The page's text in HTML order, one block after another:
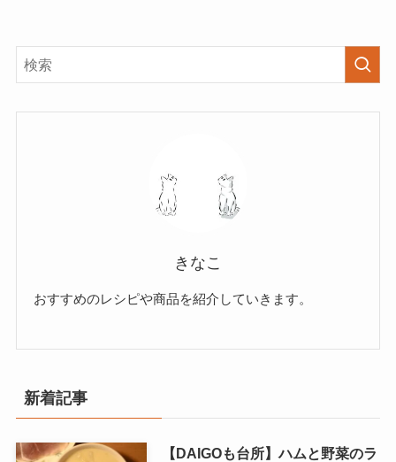
きなこ
おすすめのレシピや商品を紹介していきます。
新着記事
【DAIGOも台所】ハムと野菜のラ